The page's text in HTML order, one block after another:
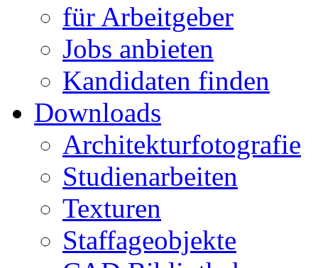
für Arbeitgeber
Jobs anbieten
Kandidaten finden
Downloads
Architekturfotografie
Studienarbeiten
Texturen
Staffageobjekte